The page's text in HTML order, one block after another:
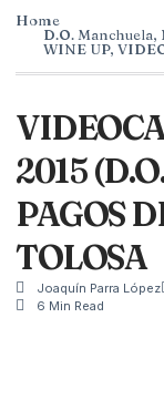
Home
D.O. Manchuela,
WINE UP,
2015
PAGOS
TOLOSA
Joaquín Parra López
6 Min Read